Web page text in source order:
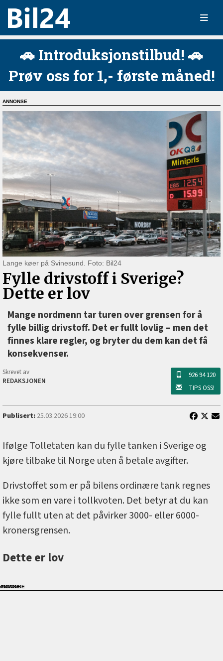
🚗 Introduksjonstilbud! 🚗
Prøv oss for 1,- første måned!
Lange køer på Svinesund. Foto: Bil24
Fylle drivstoff i Sverige?
Dette er lov
Mange nordmenn tar turen over grensen for å
fylle billig drivstoff. Det er fullt lovlig –⁠ men det
finnes klare regler, og bryter du dem kan det få
konsekvenser.
Skrevet av
REDAKSJONEN
926 94 120
TIPS OSS!
Publisert:25.03.2026 19:00
Ifølge Tolletaten kan du fylle tanken i Sverige og
kjøre tilbake til Norge uten å betale avgifter.
Drivstoffet som er på bilens ordinære tank regnes
ikke som en vare i tollkvoten. Det betyr at du kan
fylle fullt uten at det påvirker 3000- eller 6000-
kronersgrensen.
Dette er lov